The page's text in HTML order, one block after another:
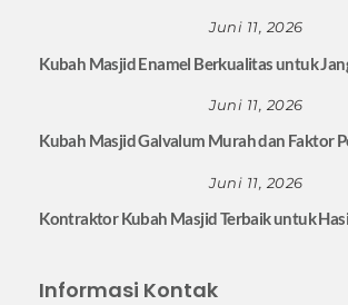
Juni 11, 2026
Kubah Masjid Enamel Berkualitas untuk
Juni 11, 2026
Kubah Masjid Galvalum Murah dan Faktor
Juni 11, 2026
Kontraktor Kubah Masjid Terbaik untuk
Informasi Kontak